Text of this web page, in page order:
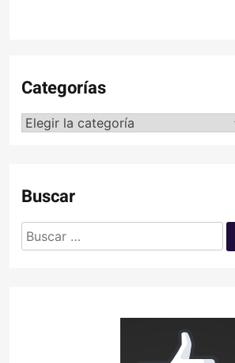
Categorías
Categorías
Buscar
Buscar: